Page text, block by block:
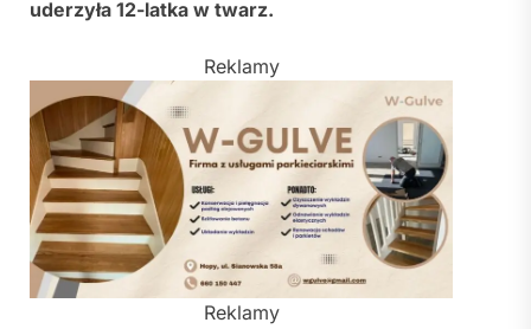
uderzyła 12-latka w twarz.
Reklamy
Reklamy